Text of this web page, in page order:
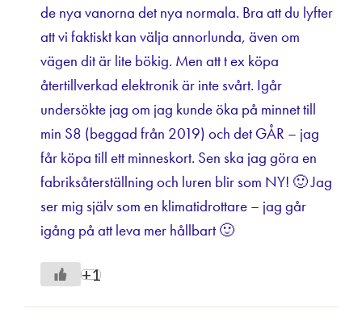
de nya vanorna det nya normala. Bra att du lyfter
att vi faktiskt kan välja annorlunda, även om
vägen dit är lite bökig. Men att t ex köpa
återtillverkad elektronik är inte svårt. Igår
undersökte jag om jag kunde öka på minnet till
min S8 (beggad från 2019) och det GÅR – jag
får köpa till ett minneskort. Sen ska jag göra en
fabriksåterställning och luren blir som NY! 🙂 Jag
ser mig själv som en klimatidrottare – jag går
igång på att leva mer hållbart 🙂
+1